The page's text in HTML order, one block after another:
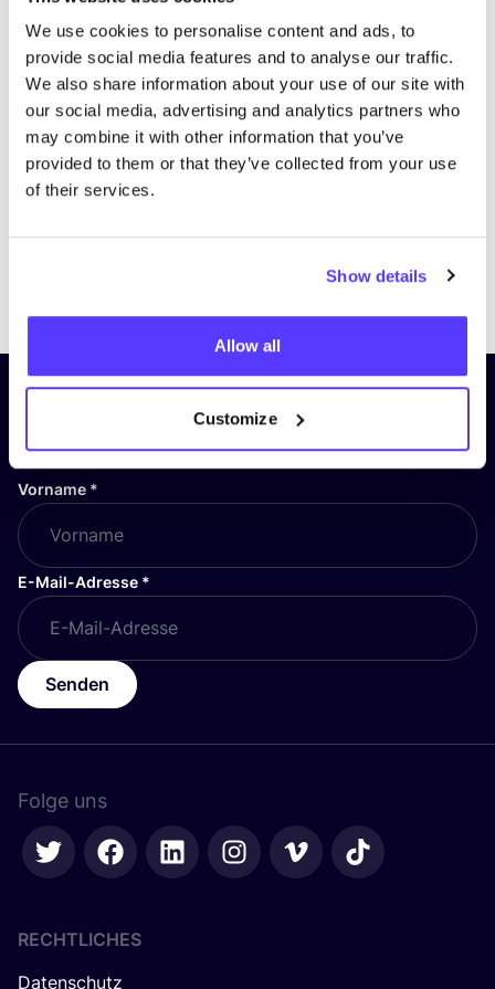
We use cookies to personalise content and ads, to
provide social media features and to analyse our traffic.
We also share information about your use of our site with
our social media, advertising and analytics partners who
may combine it with other information that you’ve
provided to them or that they’ve collected from your use
of their services.
Show details
Allow all
Customize
PreviousNext
Abonniere unseren Newsletter
und bleibe auf dem Laufenden!
Vorname *
E-Mail-Adresse *
Senden
Folge uns
RECHTLICHES
Datenschutz